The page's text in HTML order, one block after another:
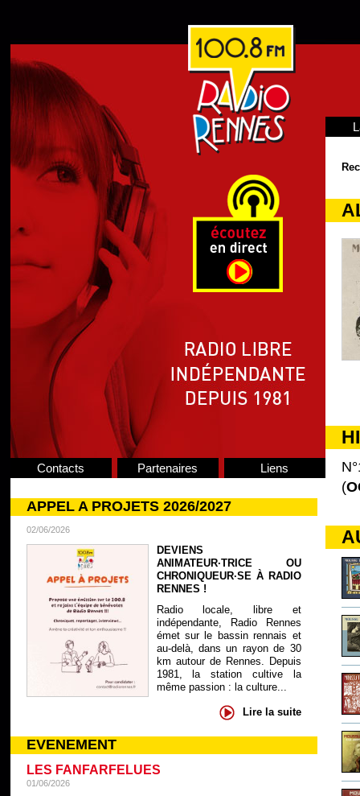
Contacts Partenaires Liens
APPEL A PROJETS 2026/2027
02/06/2026
DEVIENS
ANIMATEUR·TRICE OU
CHRONIQUEUR·SE À RADIO
RENNES !
Radio locale, libre et
indépendante, Radio Rennes
émet sur le bassin rennais et
au-delà, dans un rayon de 30
km autour de Rennes. Depuis
1981, la station cultive la
même passion : la culture...
Lire la suite
EVENEMENT
LES FANFARFELUES
01/06/2026
(